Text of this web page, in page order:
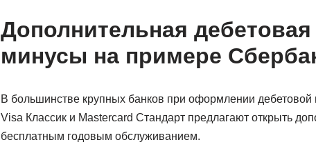
Дополнительная
минусы на примере
В большинстве крупных банков при оформлении
Visa Классик и Mastercard Стандарт предлагают открыть
бесплатным годовым обслуживанием.